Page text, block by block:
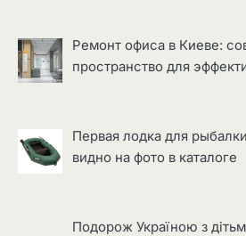
Ремонт офиса в Киеве:
пространство для
Первая лодка для
видно на фото в каталоге
Подорож Україною з